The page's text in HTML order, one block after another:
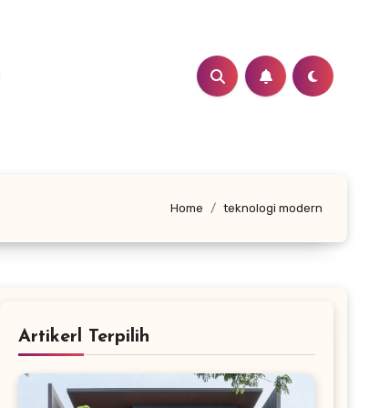
Home teknologi modern
Artikerl Terpilih